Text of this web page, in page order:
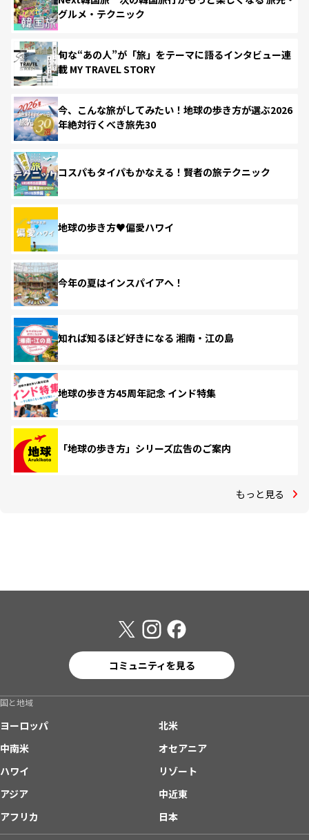
グルメ・テクニック
旬な“あの人”が「旅」をテーマに語るインタビュー連
載 MY TRAVEL STORY
今、こんな旅がしてみたい！地球の歩き方が選ぶ2026
年絶対行くべき旅先30
コスパもタイパもかなえる！賢者の旅テクニック
地球の歩き方♥偏愛ハワイ
今年の夏はインスパイアへ！
知れば知るほど好きになる 湘南・江の島
地球の歩き方45周年記念 インド特集
「地球の歩き方」シリーズ広告のご案内
もっと見る
コミュニティを見る
国と地域
ヨーロッパ
北米
中南米
オセアニア
ハワイ
リゾート
アジア
中近東
アフリカ
日本